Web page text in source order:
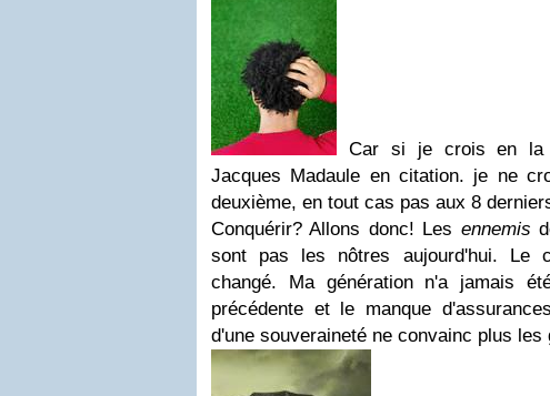
Car si je crois en la
Jacques Madaule en citation. je ne
deuxième, en tout cas pas aux 8
Conquérir? Allons donc! Les ennemis
sont pas les nôtres aujourd'hui. Le
changé. Ma génération n'a jamais
précédente et le manque
d'une souveraineté ne convainc plus les